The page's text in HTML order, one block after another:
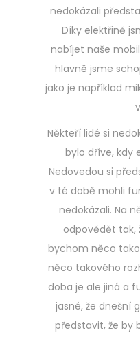
nedokázali
Díky elektřině
nabíjet naše
hlavně jsme
jako je například
Někteří lidé si
bylo dříve, kdy
Nedovedou si
v té době mohli
nedokázali. Na
odpovědět tak,
bychom něco
něco takového
doba je ale jiná a
jasné, že dnešní
představit, že by